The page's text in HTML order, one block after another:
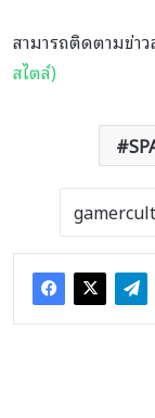
สามารถติดตามข่า
สไตล์)